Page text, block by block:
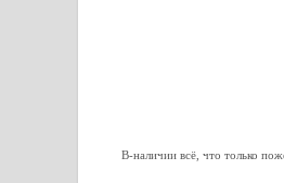
В-наличии всё, что только